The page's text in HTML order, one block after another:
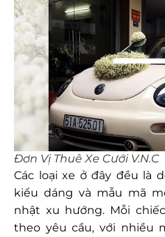
Đơn Vị Thuê Xe Cưới V.N.C
Các loại xe ở đây đều là
kiểu dáng và mẫu mã
nhật xu hướng. Mỗi
theo yêu cầu, với nhiều